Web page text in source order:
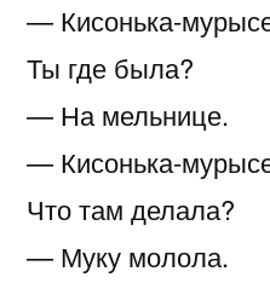
— Кисонька-
Ты где была?
— На мельнице.
— Кисонька-
Что там делала?
— Муку молола.